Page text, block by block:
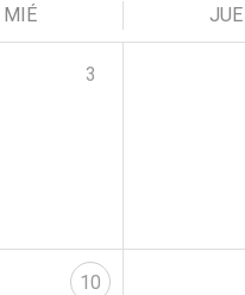
MIÉ JUE
3
10